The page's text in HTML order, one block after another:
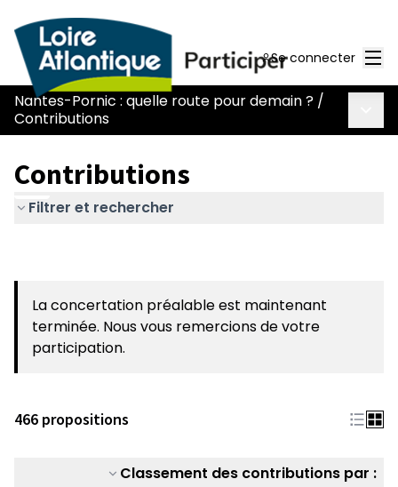
Se connecter
Nantes-Pornic : quelle route pour demain ? /
Contributions
Contributions
Filtrer et rechercher
La concertation préalable est maintenant
terminée. Nous vous remercions de votre
participation.
466 propositions
Classement des contributions par :